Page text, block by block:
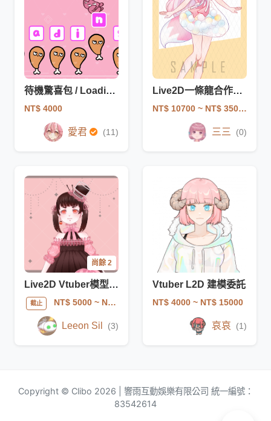
待機驚喜包 / Loading surprise
NT$ 4000
愛君 (11)
Live2D一條龍合作繪師：默凜
NT$ 10700 ~ NT$ 35000
三三 (0)
尚餘 2
Live2D Vtuber模型製作
截止 NT$ 5000~ NT$ 10000
Leeon Sil (3)
Vtuber L2D 建模委託
NT$ 4000 ~ NT$ 15000
哀哀 (1)
Copyright © Clibo 2026 | 響雨互動娛樂有限公司 統一編號：
83542614